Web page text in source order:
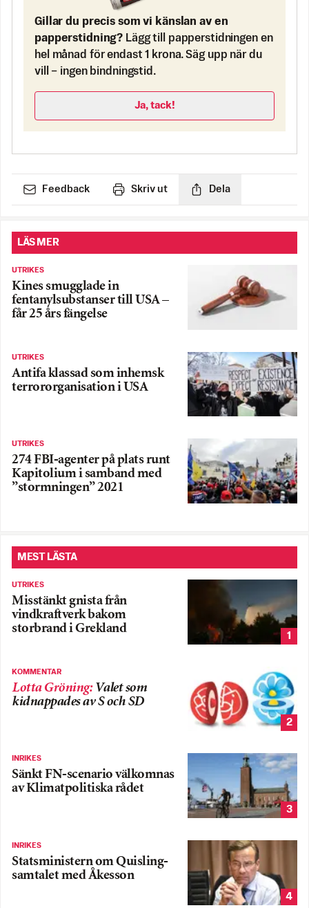
Gillar du precis som vi känslan av en
papperstidning? Lägg till papperstidningen en
hel månad för endast 1 krona. Säg upp när du
vill – ingen bindningstid.
Ja, tack!
Feedback Skriv ut Dela
LÄS MER
UTRIKES
Kines smugglade in
fentanylsubstanser till USA –
får 25 års fängelse
UTRIKES
Antifa klassad som inhemsk
terrororganisation i USA
UTRIKES
274 FBI-agenter på plats runt
Kapitolium i samband med
”stormningen” 2021
MEST LÄSTA
UTRIKES
Misstänkt gnista från
vindkraftverk bakom
storbrand i Grekland
1
KOMMENTAR
Lotta Gröning: Valet som
kidnappades av S och SD
2
INRIKES
Sänkt FN-scenario välkomnas
av Klimatpolitiska rådet
3
INRIKES
Statsministern om Quisling-
samtalet med Åkesson
4